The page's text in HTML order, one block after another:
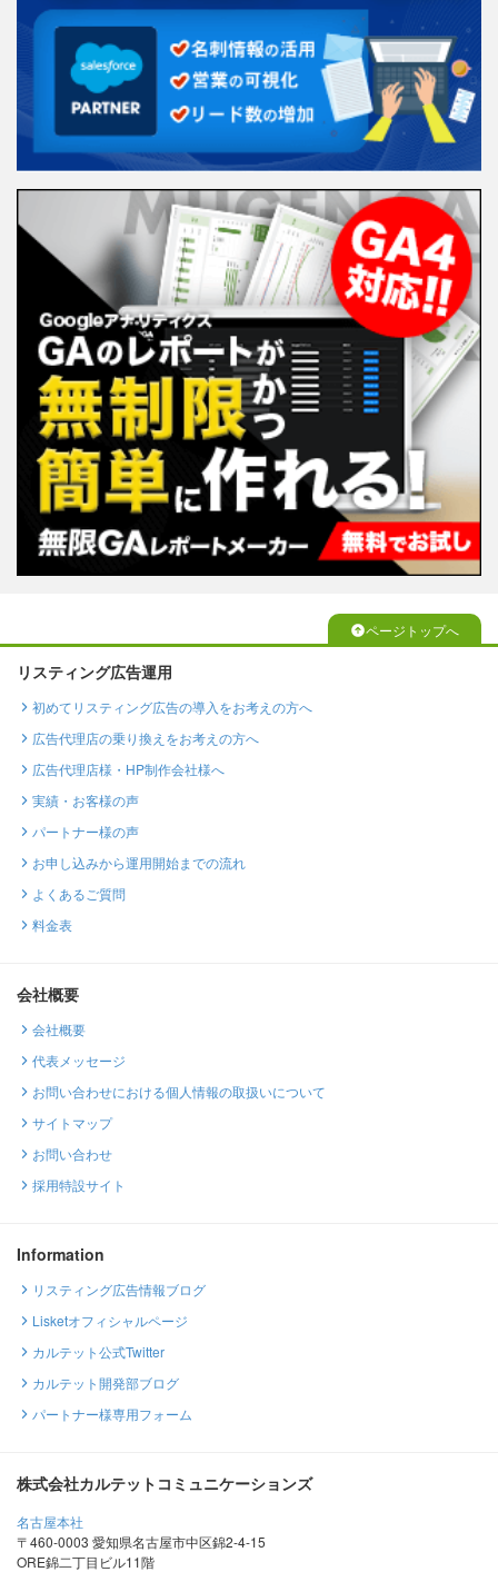
ページトップへ
リスティング広告運用
初めてリスティング広告の導入をお考えの方へ
広告代理店の乗り換えをお考えの方へ
広告代理店様・HP制作会社様へ
実績・お客様の声
パートナー様の声
お申し込みから運用開始までの流れ
よくあるご質問
料金表
会社概要
会社概要
代表メッセージ
お問い合わせにおける個人情報の取扱いについて
サイトマップ
お問い合わせ
採用特設サイト
Information
リスティング広告情報ブログ
Lisketオフィシャルページ
カルテット公式Twitter
カルテット開発部ブログ
パートナー様専用フォーム
株式会社カルテットコミュニケーションズ
名古屋本社
〒460-0003 愛知県名古屋市中区錦2-4-15
ORE錦二丁目ビル11階